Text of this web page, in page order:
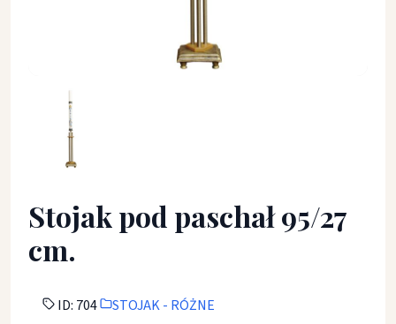
Stojak pod paschał 95/27
cm.
ID: 704 STOJAK - RÓŻNE